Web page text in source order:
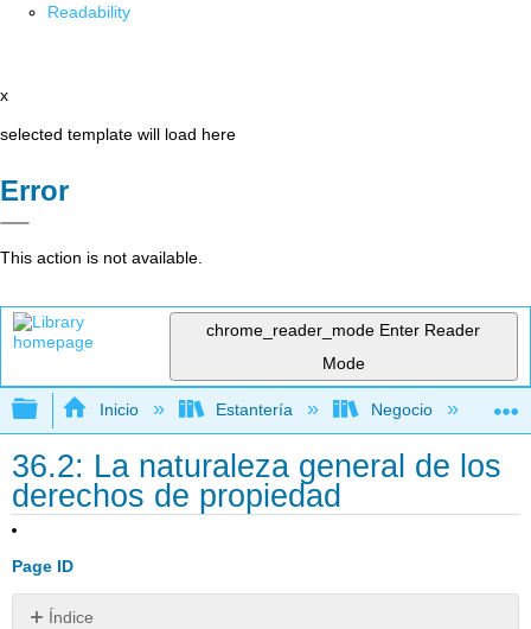
Readability
x
selected template will load here
Error
This action is not available.
chrome_reader_mode Enter Reader
Mode
Expandir/contraer jerarquía global
Inicio Estantería Negocio
36.2: La naturaleza general de los
derechos de propiedad
Page ID
Índice